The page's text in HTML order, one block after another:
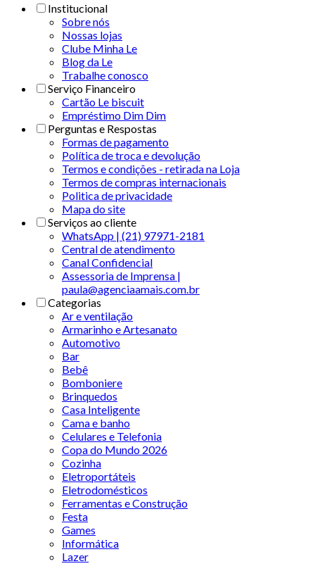
Institucional
Sobre nós
Nossas lojas
Clube Minha Le
Blog da Le
Trabalhe conosco
Serviço Financeiro
Cartão Le biscuit
Empréstimo Dim Dim
Perguntas e Respostas
Formas de pagamento
Política de troca e devolução
Termos e condições - retirada na Loja
Termos de compras internacionais
Politica de privacidade
Mapa do site
Serviços ao cliente
WhatsApp | (21) 97971-2181
Central de atendimento
Canal Confidencial
Assessoria de Imprensa |
paula@agenciaamais.com.br
Categorias
Ar e ventilação
Armarinho e Artesanato
Automotivo
Bar
Bebê
Bomboniere
Brinquedos
Casa Inteligente
Cama e banho
Celulares e Telefonia
Copa do Mundo 2026
Cozinha
Eletroportáteis
Eletrodomésticos
Ferramentas e Construção
Festa
Games
Informática
Lazer